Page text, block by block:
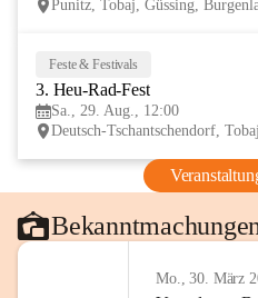
Punitz, Tobaj, Güssing,
Feste & Festivals
3. Heu-Rad-Fest
Sa., 29. Aug., 12:00
Deutsch-Tschantschendorf,
Mo., 30. März